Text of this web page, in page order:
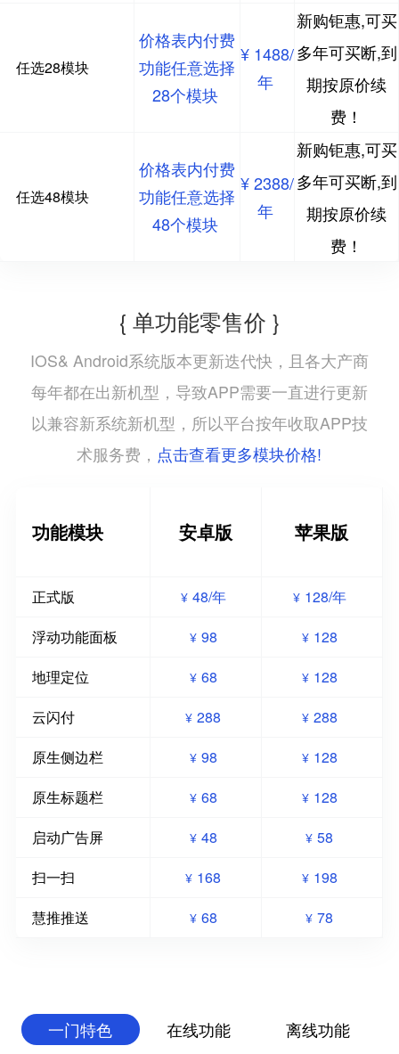
任选28模块
价格表内付费
功能任意选择
28个模块
¥ 1488/
年
新购钜惠,可买
多年可买断,到
期按原价续
费！
任选48模块
价格表内付费
功能任意选择
48个模块
¥ 2388/
年
新购钜惠,可买
多年可买断,到
期按原价续
费！
{ 单功能零售价 }
IOS& Android系统版本更新迭代快，且各大产商
每年都在出新机型，导致APP需要一直进行更新
以兼容新系统新机型，所以平台按年收取APP技
术服务费， 点击查看更多模块价格!
功能模块 安卓版 苹果版
正式版 ¥ 48/年 ¥ 128/年
浮动功能面板
¥ 98 ¥ 128
地理定位
¥ 68 ¥ 128
云闪付
¥ 288 ¥ 288
原生侧边栏
¥ 98 ¥ 128
原生标题栏
¥ 68 ¥ 128
启动广告屏
¥ 48 ¥ 58
扫一扫
¥ 168 ¥ 198
慧推推送
¥ 68 ¥ 78
一门特色 在线功能 离线功能